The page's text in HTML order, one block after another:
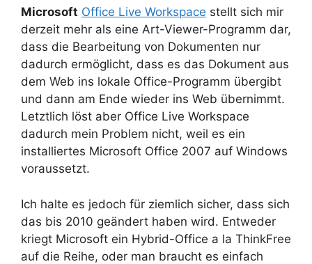
Microsoft Office Live Workspace stellt sich mir
derzeit mehr als eine Art-Viewer-Programm dar,
dass die Bearbeitung von Dokumenten nur
dadurch ermöglicht, dass es das Dokument aus
dem Web ins lokale Office-Programm übergibt
und dann am Ende wieder ins Web übernimmt.
Letztlich löst aber Office Live Workspace
dadurch mein Problem nicht, weil es ein
installiertes Microsoft Office 2007 auf Windows
voraussetzt.
Ich halte es jedoch für ziemlich sicher, dass sich
das bis 2010 geändert haben wird. Entweder
kriegt Microsoft ein Hybrid-Office a la ThinkFree
auf die Reihe, oder man braucht es einfach